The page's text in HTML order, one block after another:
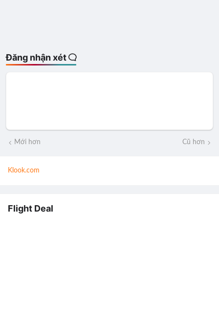
Đăng nhận xét
Mới hơn Cũ hơn
Klook.com
Flight Deal